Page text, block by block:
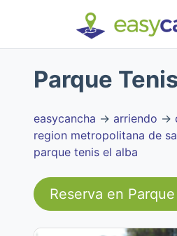
Parque
easycancha → arriendo →
region metropolitana de
parque tenis el alba
Reserva en